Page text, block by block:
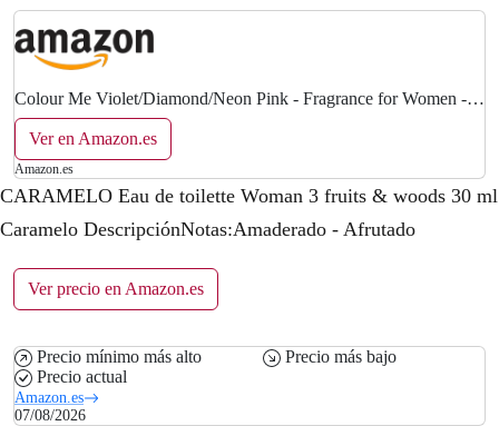
Colour Me Violet/Diamond/Neon Pink - Fragrance for Women -
50ml Eau de Toilette, by Milton-Lloyd
Ver en Amazon.es
Amazon.es
CARAMELO Eau de toilette Woman 3 fruits & woods 30 ml
Caramelo DescripciónNotas:Amaderado - Afrutado
Ver precio en Amazon.es
Precio mínimo más alto
Precio más bajo
Precio actual
Amazon.es
07/08/2026